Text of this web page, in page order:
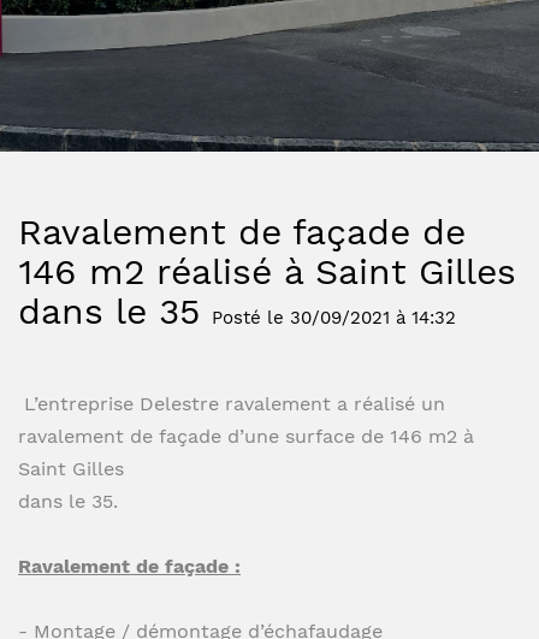
Ravalement de façade de
146 m2 réalisé à Saint Gilles
dans le 35
Posté le 30/09/2021 à 14:32
L’entreprise Delestre ravalement a réalisé un
ravalement de façade d’une surface de 146 m2 à
Saint Gilles
dans le 35.
Ravalement de façade :
- Montage / démontage d’échafaudage